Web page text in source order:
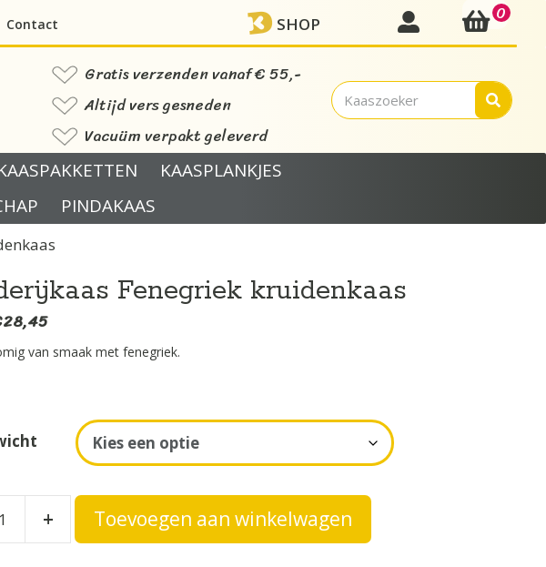
Contact SHOP mijn account0
Gratis verzenden vanaf € 55,-
Altijd vers gesneden
Vacuüm verpakt geleverd
KAASPLANKJES
PINDAKAAS
Fenegriek kruidenkaas
28,45Prijsklasse:
€4,75
van smaak met fenegriek.
+ Toevoegen aan winkelwagen